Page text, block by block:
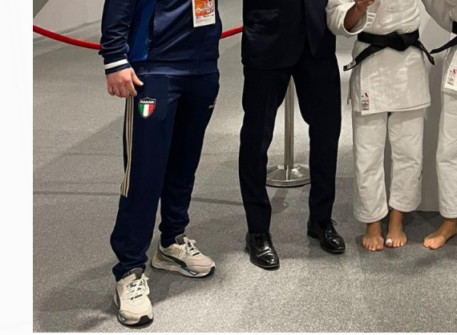
Dispositivi Tribunale Federale
Dispositivi Corte Sportiva e Federale di Appello
Spese per l’accesso alla Giustizia
Gare e Risultati
Archivio eventi
Dove siamo
Comitati Regionali
Società
La Federazione
Cerca Società Sportive
Media
Rassegna stampa
Pubblicazioni FIJLKAM
Libreria FIJLKAM
Athlon.net
Rivista ATHLON
Galleria Fotografica
Video
Partners